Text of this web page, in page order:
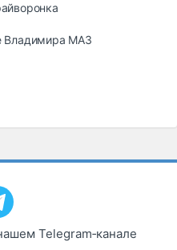
Владимира МАЗ
Telegram‑канале